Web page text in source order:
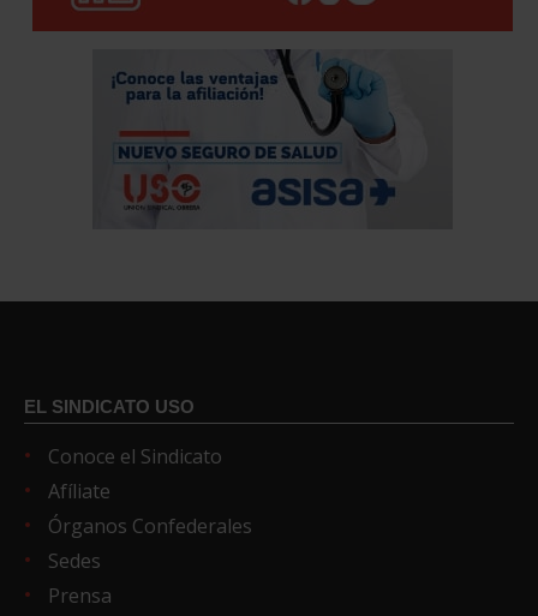
EL SINDICATO USO
Conoce el Sindicato
Afíliate
Órganos Confederales
Sedes
Prensa